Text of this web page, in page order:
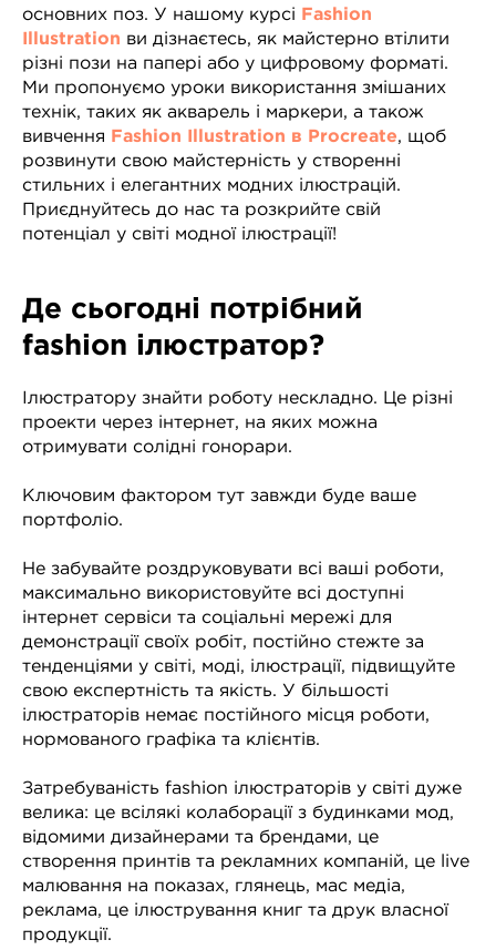
основних поз. У нашому курсі Fashion
Illustration ви дізнаєтесь, як майстерно втілити
різні пози на папері або у цифровому форматі.
Ми пропонуємо уроки використання змішаних
технік, таких як акварель і маркери, а також
вивчення Fashion Illustration в Procreate, щоб
розвинути свою майстерність у створенні
стильних і елегантних модних ілюстрацій.
Приєднуйтесь до нас та розкрийте свій
потенціал у світі модної ілюстрації!
Де сьогодні потрібний
fashion ілюстратор?
Ілюстратору знайти роботу нескладно. Це різні
проекти через інтернет, на яких можна
отримувати солідні гонорари.
Ключовим фактором тут завжди буде ваше
портфоліо.
Не забувайте роздруковувати всі ваші роботи,
максимально використовуйте всі доступні
інтернет сервіси та соціальні мережі для
демонстрації своїх робіт, постійно стежте за
тенденціями у світі, моді, ілюстрації, підвищуйте
свою експертність та якість. У більшості
ілюстраторів немає постійного місця роботи,
нормованого графіка та клієнтів.
Затребуваність fashion ілюстраторів у світі дуже
велика: це всілякі колаборації з будинками мод,
відомими дизайнерами та брендами, це
створення принтів та рекламних компаній, це live
малювання на показах, глянець, мас медіа,
реклама, це ілюстрування книг та друк власної
продукції.
ПОДИВИТИСЬ
КУРСИ
Сподобалась стаття?
Заходьте на наш сайт і
обирайте свій курс